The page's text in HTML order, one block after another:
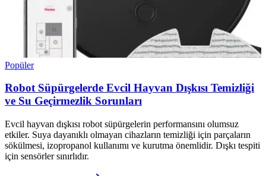
Popüler
Robot Süpürgelerde Evcil Hayvan Dışkısı Temizliği
ve Su Geçirmezlik Sorunları
Evcil hayvan dışkısı robot süpürgelerin performansını olumsuz
etkiler. Suya dayanıklı olmayan cihazların temizliği için parçaların
sökülmesi, izopropanol kullanımı ve kurutma önemlidir. Dışkı tespiti
için sensörler sınırlıdır.